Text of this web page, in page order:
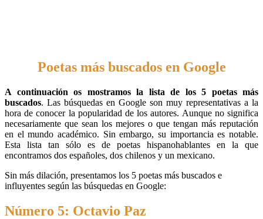
Poetas más buscados en Google
A continuación os mostramos la lista de los 5 poetas más
buscados. Las búsquedas en Google son muy representativas a la
hora de conocer la popularidad de los autores. Aunque no significa
necesariamente que sean los mejores o que tengan más reputación
en el mundo académico. Sin embargo, su importancia es notable.
Esta lista tan sólo es de poetas hispanohablantes en la que
encontramos dos españoles, dos chilenos y un mexicano.
Sin más dilación, presentamos los 5 poetas más buscados e
influyentes según las búsquedas en Google:
Número 5: Octavio Paz